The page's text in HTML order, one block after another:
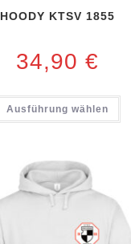
HOODY KTSV 1855
34,90 €
Ausführung wählen